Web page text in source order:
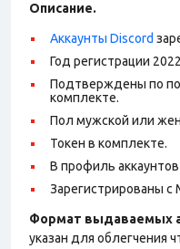
Описание.
Аккаунты Discord
Год регистрации
Подтверждены по
комплекте.
Пол мужской или
Токен в комплекте.
В профиль
Зарегистрированы с
Формат выдаваемых
указан для облегчения